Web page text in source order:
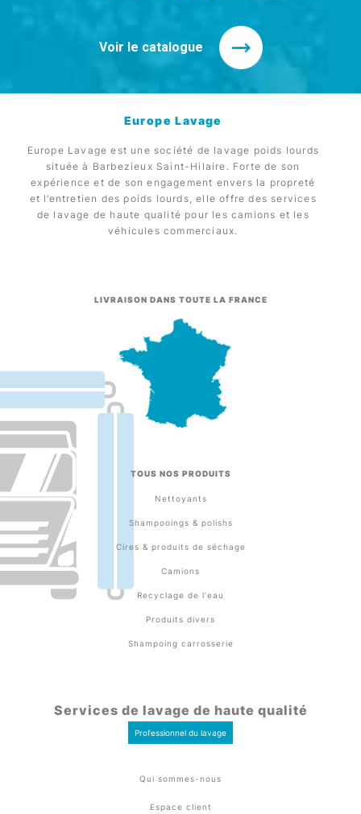
Voir le catalogue
Europe Lavage
Europe Lavage est une société de lavage poids lourds
située à Barbezieux Saint-Hilaire. Forte de son
expérience et de son engagement envers la propreté
et l’entretien des poids lourds, elle offre des services
de lavage de haute qualité pour les camions et les
véhicules commerciaux.
LIVRAISON DANS TOUTE LA FRANCE
TOUS NOS PRODUITS
Nettoyants
Shampooings & polishs
Cires & produits de séchage
Camions
Recyclage de l'eau
Produits divers
Shampoing carrosserie
Services de lavage de haute qualité
Professionnel du lavage
Qui sommes-nous
Espace client